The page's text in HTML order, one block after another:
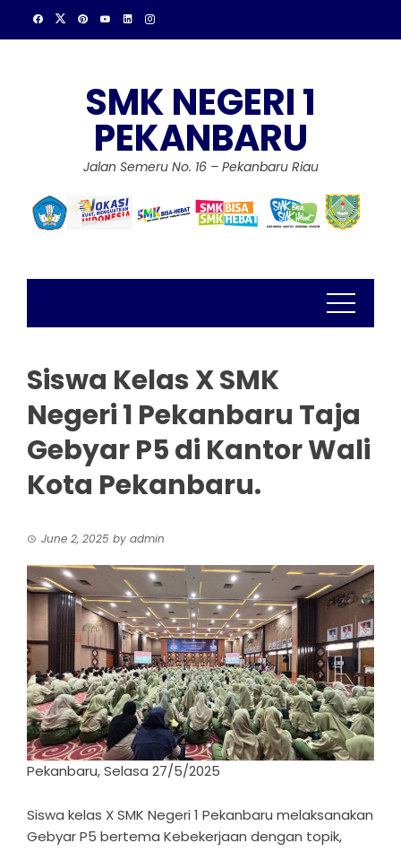
SMK NEGERI 1
PEKANBARU
Jalan Semeru No. 16 – Pekanbaru Riau
Siswa Kelas X SMK
Negeri 1 Pekanbaru Taja
Gebyar P5 di Kantor Wali
Kota Pekanbaru.
June 2, 2025 by admin
Pekanbaru, Selasa 27/5/2025
Siswa kelas X SMK Negeri 1 Pekanbaru melaksanakan
Gebyar P5 bertema Kebekerjaan dengan topik,